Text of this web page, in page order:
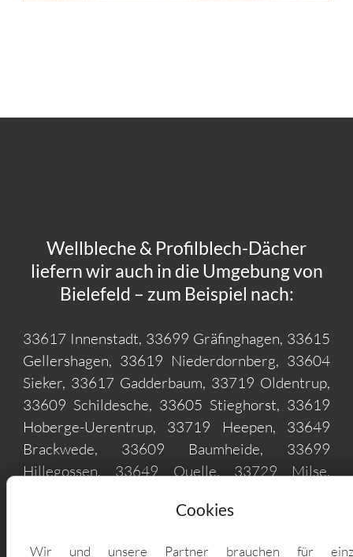
Wellbleche & Profilblech-Dächer
liefern wir auch in die Umgebung von
Bielefeld – zum Beispiel nach:
33617 Innenstadt, 33699 Gräfinghagen, 33615
Gellershagen, 33619 Niederdornberg, 33604
Sieker, 33617 Gadderbaum, 33719 Oldentrup,
33609 Schildesche, 33605 Stieghorst, 33619
Hoberge-Uerentrup, 33719 Heepen, 33649
Brackwede, 33609 Baumheide, 33699
Hillegossen, 33649 Quelle, 33729 Milse,
Babenhausen, 33719 Brönninghausen, 33729
Cookies
Wir und unsere Partner brauchen für